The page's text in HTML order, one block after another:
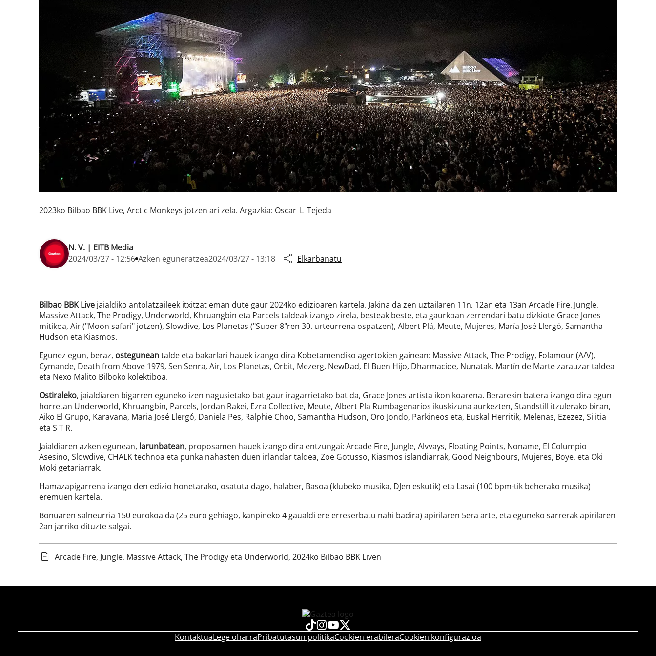
2023ko Bilbao BBK Live, Arctic Monkeys jotzen ari zela. Argazkia: Oscar_L_Tejeda
N. V. | EITB Media
2024/03/27 - 12:56 Azken eguneratzea2024/03/27 - 13:18 Elkarbanatu
Bilbao BBK Live jaialdiko antolatzaileek itxitzat eman dute gaur 2024ko edizioaren kartela. Jakina da zen uztailaren 11n, 12an eta 13an Arcade Fire, Jungle,
Massive Attack, The Prodigy, Underworld, Khruangbin eta Parcels taldeak izango zirela, besteak beste, eta gaurkoan zerrendari batu dizkiote Grace Jones
mitikoa, Air ("Moon safari" jotzen), Slowdive, Los Planetas ("Super 8"ren 30. urteurrena ospatzen), Albert Plá, Meute, Mujeres, María José Llergó, Samantha
Hudson eta Kiasmos.
Egunez egun, beraz, osteguneantalde eta bakarlari hauek izango dira Kobetamendiko agertokien gainean: Massive Attack, The Prodigy, Folamour (A/V),
Cymande, Death from Above 1979, Sen Senra, Air, Los Planetas, Orbit, Mezerg, NewDad, El Buen Hijo, Dharmacide, Nunatak, Martín de Marte zarauzar taldea
eta Nexo Malito Bilboko kolektiboa.
Ostiraleko, jaialdiaren bigarren eguneko izen nagusietako bat gaur iragarrietako bat da, Grace Jones artista ikonikoarena. Berarekin batera izango dira egun
horretan Underworld, Khruangbin, Parcels, Jordan Rakei, Ezra Collective, Meute, Albert Pla Rumbagenarios ikuskizuna aurkezten, Standstill itzulerako biran,
Aiko El Grupo, Karavana, Maria José Llergó, Daniela Pes, Ralphie Choo, Samantha Hudson, Oro Jondo, Parkineos eta, Euskal Herritik, Melenas, Ezezez, Silitia
eta S T R.
Jaialdiaren azken egunean, larunbatean, proposamen hauek izango dira entzungai: Arcade Fire, Jungle, Alvvays, Floating Points, Noname, El Columpio
Asesino, Slowdive, CHALK technoa eta punka nahasten duen irlandar taldea, Zoe Gotusso, Kiasmos islandiarrak, Good Neighbours, Mujeres, Boye, eta Oki
Moki getariarrak.
Hamazapigarrena izango den edizio honetarako, osatuta dago, halaber, Basoa (klubeko musika, DJen eskutik) eta Lasai (100 bpm-tik beherako musika)
eremuen kartela.
Bonuaren salneurria 150 eurokoa da (25 euro gehiago, kanpineko 4 gaualdi ere erreserbatu nahi badira) apirilaren 5era arte, eta eguneko sarrerak apirilaren
2an jarriko dituzte salgai.
Arcade Fire, Jungle, Massive Attack, The Prodigy eta Underworld, 2024ko Bilbao BBK Liven
KontaktuaLege oharraPribatutasun politikaCookien erabileraCookien konfigurazioa